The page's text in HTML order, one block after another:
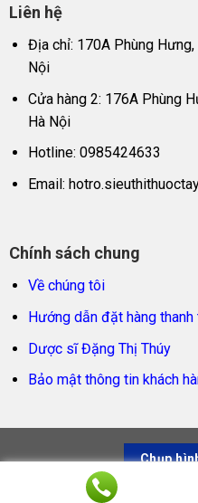
Liên hệ
Địa chỉ: 170A Phùng
Nội
Cửa hàng 2: 176A Phùng
Hà Nội
Hotline: 0985424633
Email:
Chính sách chung
Về chúng tôi
Hướng dẫn đặt hàng thanh
Dược sĩ Đặng Thị Thúy
Bảo mật thông tin khách
Chụp